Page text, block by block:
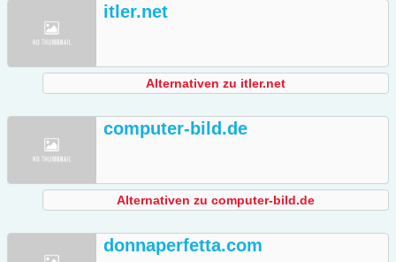
itler.net
Alternativen zu itler.net
computer-bild.de
Alternativen zu computer-bild.de
donnaperfetta.com